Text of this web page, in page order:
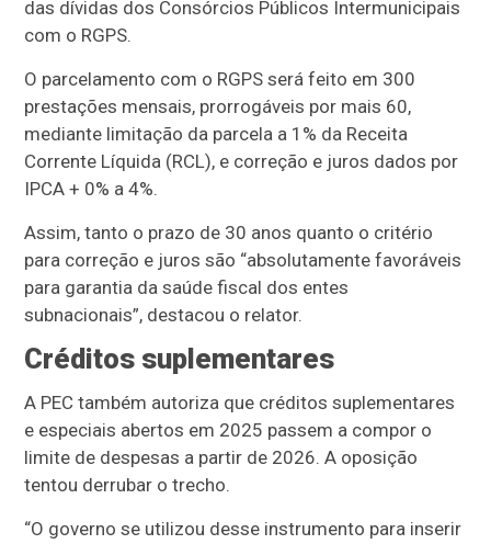
das dívidas dos Consórcios Públicos Intermunicipais
com o RGPS.
O parcelamento com o RGPS será feito em 300
prestações mensais, prorrogáveis por mais 60,
mediante limitação da parcela a 1% da Receita
Corrente Líquida (RCL), e correção e juros dados por
IPCA + 0% a 4%.
Assim, tanto o prazo de 30 anos quanto o critério
para correção e juros são “absolutamente favoráveis
para garantia da saúde fiscal dos entes
subnacionais”, destacou o relator.
Créditos suplementares
A PEC também autoriza que créditos suplementares
e especiais abertos em 2025 passem a compor o
limite de despesas a partir de 2026. A oposição
tentou derrubar o trecho.
“O governo se utilizou desse instrumento para inserir